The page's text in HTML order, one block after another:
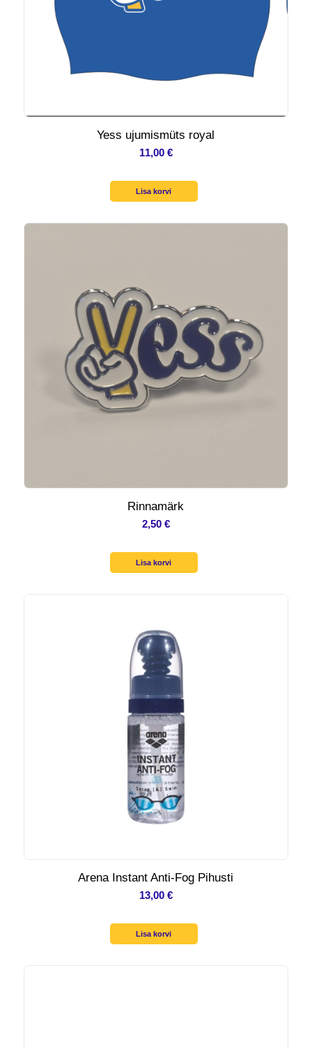
Yess ujumismüts royal
11,00 €
Lisa korvi
Rinnamärk
2,50 €
Lisa korvi
Arena Instant Anti-Fog Pihusti
13,00 €
Lisa korvi